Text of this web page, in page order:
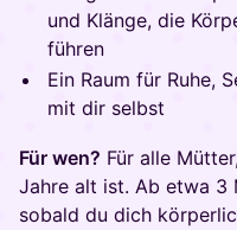
und Klänge, die
führen
Ein Raum für Ruhe,
mit dir selbst
Für wen? Für alle
Jahre alt ist. Ab etwa 3
sobald du dich